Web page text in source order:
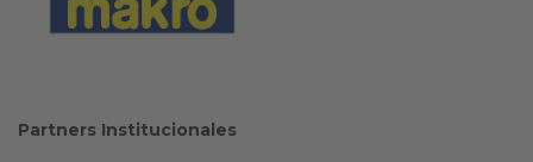
Partners Institucionales